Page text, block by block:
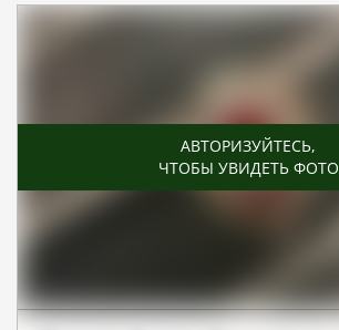
АВТОРИЗУЙТЕСЬ,
ЧТОБЫ УВИДЕТЬ ФОТО